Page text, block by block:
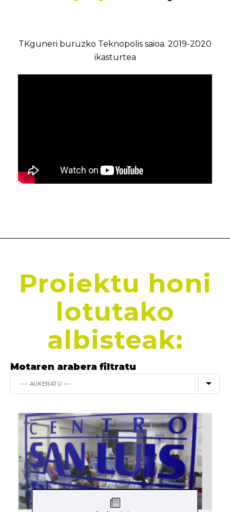
TKguneri buruzko Teknopolis saioa. 2019-2020
ikasturtea
Proiektu honi
lotutako
albisteak:
Motaren arabera filtratu